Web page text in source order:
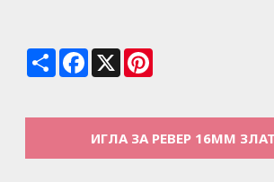
Share Facebook
X
ИГЛА ЗА РЕВЕР 16MM